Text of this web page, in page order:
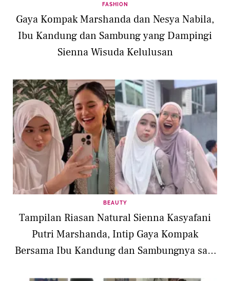
FASHION
Gaya Kompak Marshanda dan Nesya Nabila,
Ibu Kandung dan Sambung yang Dampingi
Sienna Wisuda Kelulusan
BEAUTY
Tampilan Riasan Natural Sienna Kasyafani
Putri Marshanda, Intip Gaya Kompak
Bersama Ibu Kandung dan Sambungnya saat